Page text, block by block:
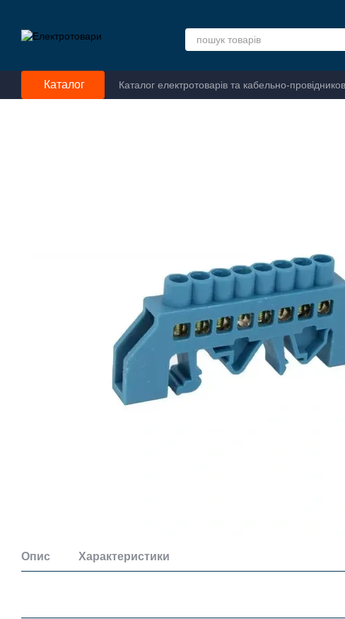
Каталог Каталог електротоварів та кабельно-
Опис Характеристики